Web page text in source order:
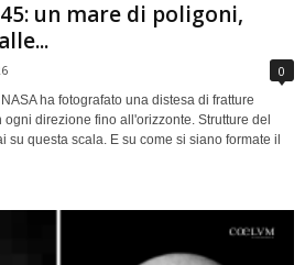
un mare di poligoni,
0
ha fotografato una distesa di fratture
direzione fino all'orizzonte. Strutture del
su questa scala. E su come si siano formate il